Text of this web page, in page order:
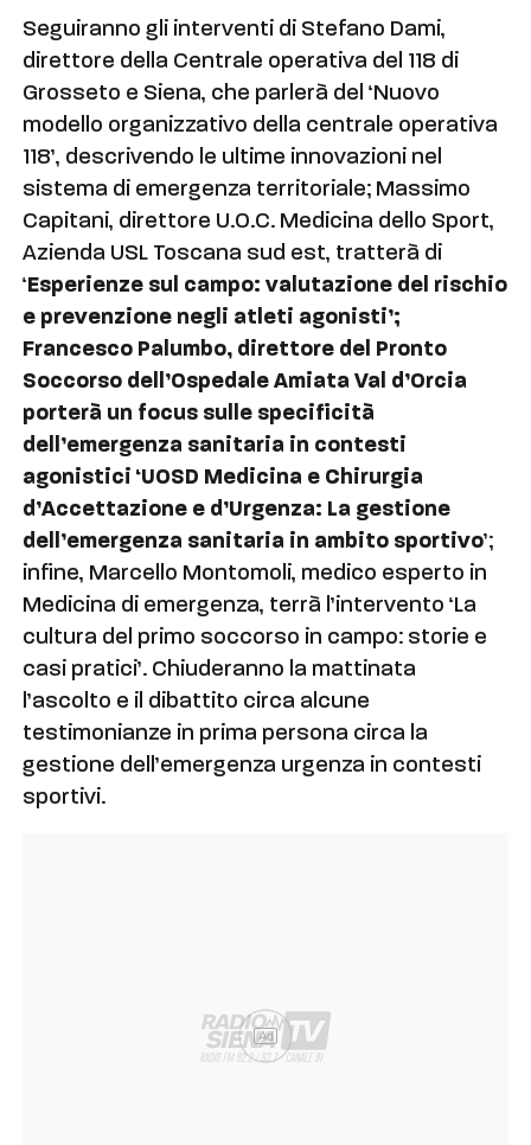
Seguiranno gli interventi di Stefano Dami,
direttore della Centrale operativa del 118 di
Grosseto e Siena, che parlerà del ‘Nuovo
modello organizzativo della centrale operativa
118’, descrivendo le ultime innovazioni nel
sistema di emergenza territoriale; Massimo
Capitani, direttore U.O.C. Medicina dello Sport,
Azienda USL Toscana sud est, tratterà di
‘Esperienze sul campo: valutazione del rischio
e prevenzione negli atleti agonisti’;
Francesco Palumbo, direttore del Pronto
Soccorso dell’Ospedale Amiata Val d’Orcia
porterà un focus sulle specificità
dell’emergenza sanitaria in contesti
agonistici ‘UOSD Medicina e Chirurgia
d’Accettazione e d’Urgenza: La gestione
dell’emergenza sanitaria in ambito sportivo’;
infine, Marcello Montomoli, medico esperto in
Medicina di emergenza, terrà l’intervento ‘La
cultura del primo soccorso in campo: storie e
casi pratici’. Chiuderanno la mattinata
l’ascolto e il dibattito circa alcune
testimonianze in prima persona circa la
gestione dell’emergenza urgenza in contesti
sportivi.
Ad